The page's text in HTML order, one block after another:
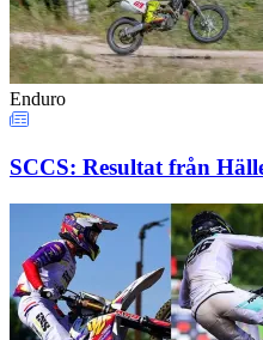
Enduro
SCCS: Resultat från